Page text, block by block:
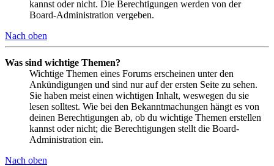
kannst oder nicht. Die Berechtigungen werden von der
Board-Administration vergeben.
Nach oben
Was sind wichtige Themen?
Wichtige Themen eines Forums erscheinen unter den
Ankündigungen und sind nur auf der ersten Seite zu sehen.
Sie haben meist einen wichtigen Inhalt, weswegen du sie
lesen solltest. Wie bei den Bekanntmachungen hängt es von
deinen Berechtigungen ab, ob du wichtige Themen erstellen
kannst oder nicht; die Berechtigungen stellt die Board-
Administration ein.
Nach oben